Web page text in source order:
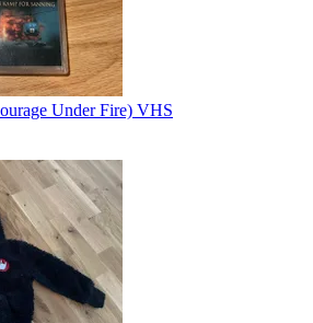
Under Fire) VHS